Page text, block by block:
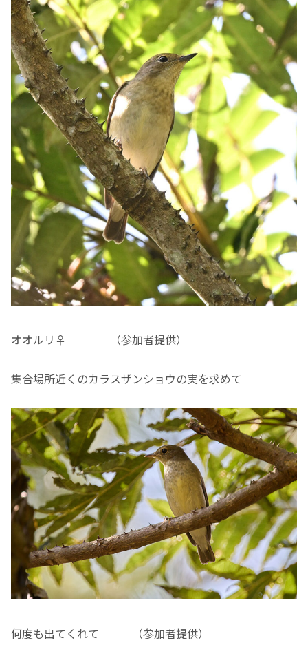
オオルリ♀ （参加者提供）
集合場所近くのカラスザンショウの実を求めて
何度も出てくれて （参加者提供）